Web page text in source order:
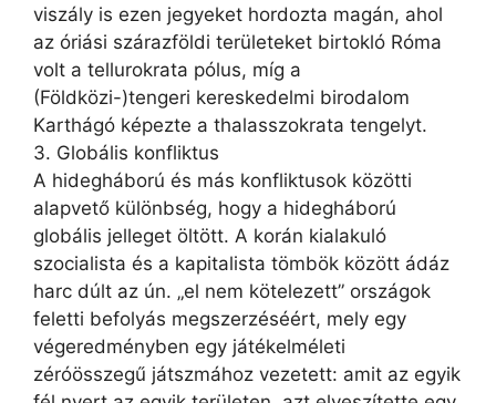
viszály is ezen jegyeket hordozta magán, ahol
az óriási szárazföldi területeket birtokló Róma
volt a tellurokrata pólus, míg a
(Földközi-)tengeri kereskedelmi birodalom
Karthágó képezte a thalasszokrata tengelyt.
3. Globális konfliktus
A hidegháború és más konfliktusok közötti
alapvető különbség, hogy a hidegháború
globális jelleget öltött. A korán kialakuló
szocialista és a kapitalista tömbök között ádáz
harc dúlt az ún. „el nem kötelezett” országok
feletti befolyás megszerzéséért, mely egy
végeredményben egy játékelméleti
zéróösszegű játszmához vezetett: amit az egyik